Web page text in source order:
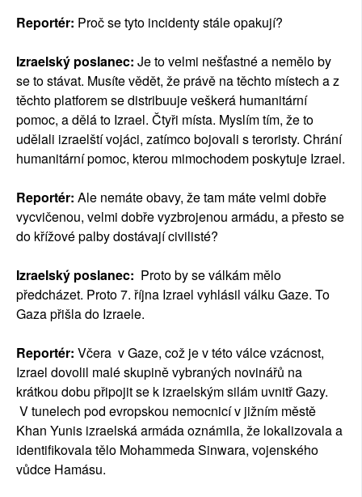
Reportér: Proč se tyto incidenty stále opakují?
Izraelský poslanec: Je to velmi nešťastné a nemělo by
se to stávat. Musíte vědět, že právě na těchto místech a z
těchto platforem se distribuuje veškerá humanitární
pomoc, a dělá to Izrael. Čtyři místa. Myslím tím, že to
udělali izraelští vojáci, zatímco bojovali s teroristy. Chrání
humanitární pomoc, kterou mimochodem poskytuje Izrael.
Reportér: Ale nemáte obavy, že tam máte velmi dobře
vycvičenou, velmi dobře vyzbrojenou armádu, a přesto se
do křížové palby dostávají civilisté?
Izraelský poslanec: Proto by se válkám mělo
předcházet. Proto 7. října Izrael vyhlásil válku Gaze. To
Gaza přišla do Izraele.
Reportér: Včera v Gaze, což je v této válce vzácnost,
Izrael dovolil malé skupině vybraných novinářů na
krátkou dobu připojit se k izraelským silám uvnitř Gazy.
V tunelech pod evropskou nemocnicí v jižním městě
Khan Yunis izraelská armáda oznámila, že lokalizovala a
identifikovala tělo Mohammeda Sinwara, vojenského
vůdce Hamásu.